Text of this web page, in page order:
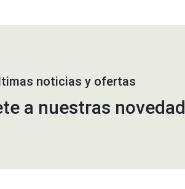
noticias y ofertas
a nuestras